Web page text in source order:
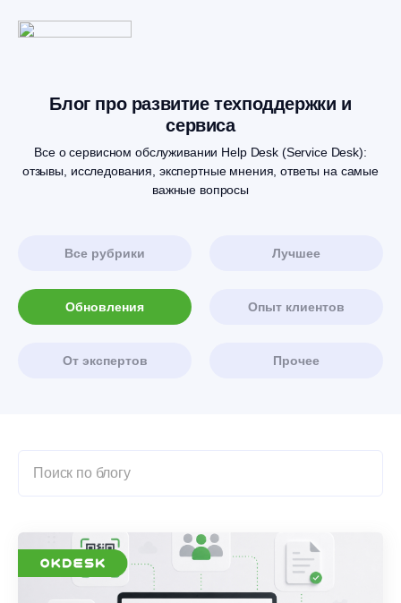
Блог про развитие техподдержки и
сервиса
Все о сервисном обслуживании Help Desk (Service Desk):
отзывы, исследования, экспертные мнения, ответы на самые
важные вопросы
Все рубрики Лучшее
Обновления Опыт клиентов
От экспертов Прочее